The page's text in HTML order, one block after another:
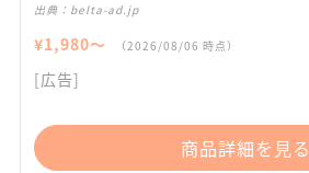
出典： belta-ad.jp
¥1,980〜 （2026/08/06 時点）
[広告]
商品詳細を見る